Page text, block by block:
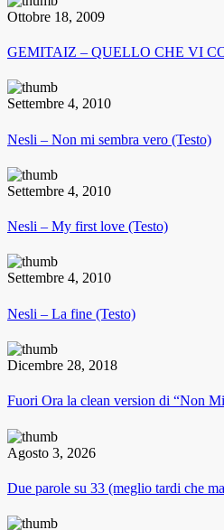
Ottobre 18, 2009
GEMITAIZ – QUELLO CHE VI
Settembre 4, 2010
Nesli – Non mi sembra vero (Testo)
Settembre 4, 2010
Nesli – My first love (Testo)
Settembre 4, 2010
Nesli – La fine (Testo)
Dicembre 28, 2018
Fuori Ora la clean version di “Non Mi
Agosto 3, 2026
Due parole su 33 (meglio tardi che